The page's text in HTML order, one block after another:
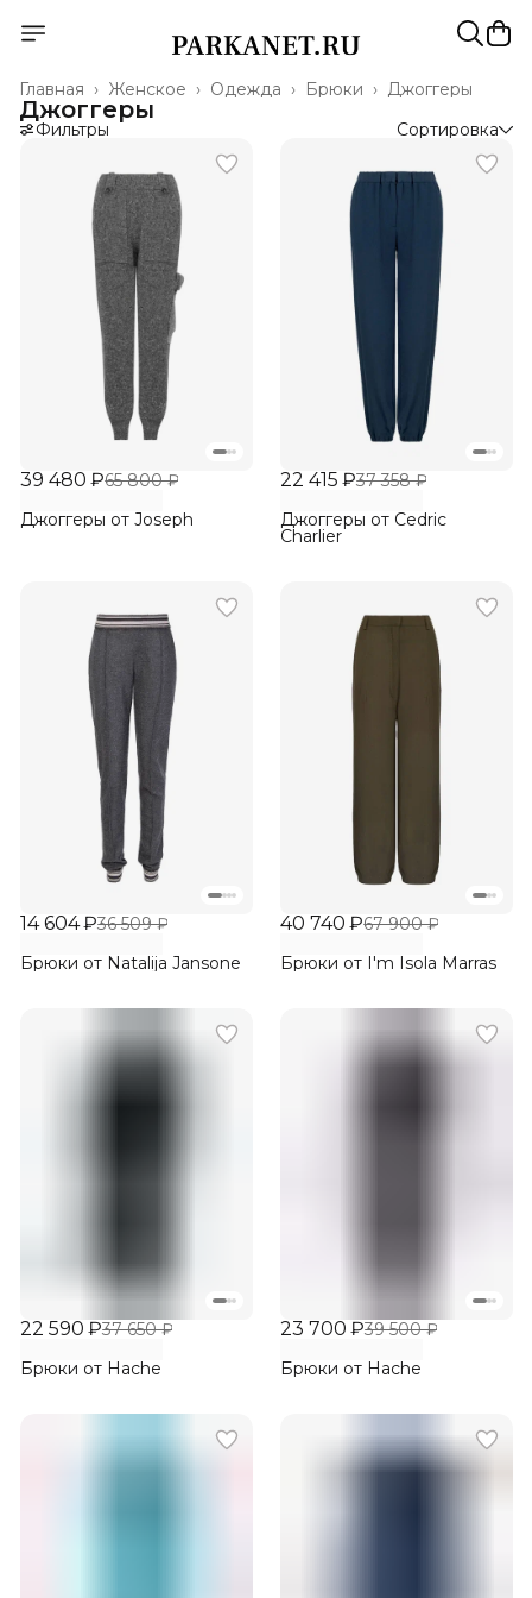
Джоггеры
Брюки ›
Одежда ›
Женское ›
Главная ›
Джоггеры
Фильтры Сортировка
39 480 ₽65 800 ₽
Джоггеры от Joseph
22 415 ₽37 358 ₽
Джоггеры от Cedric
Charlier
14 604 ₽36 509 ₽
Брюки от Natalija Jansone
40 740 ₽67 900 ₽
Брюки от I'm Isola Marras
22 590 ₽37 650 ₽
Брюки от Hache
23 700 ₽39 500 ₽
Брюки от Hache